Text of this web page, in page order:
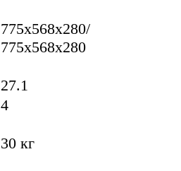
775x568x280/
775x568x280
27.1
4
30 кг